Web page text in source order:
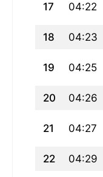
17 04:22
18 04:23
19 04:25
20 04:26
21 04:27
22 04:29